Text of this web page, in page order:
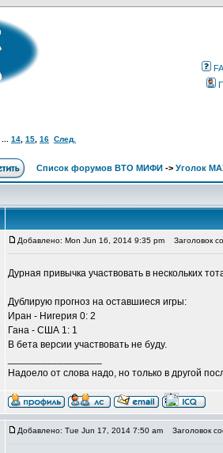
14 15 16 След.
Список форумов ВТО МИФИ -> Уголок
Добавлено: Mon Jun 16, 2014 9:35 pm Заголовок
Дурная привычка участвовать в нескольких
Дублирую прогноз на оставшиеся игры:
Иран - Нигерия 0: 2
Гана - США 1: 1
В бета версии участвовать не буду.
Надоело от слова надо, но только в другой
Добавлено: Tue Jun 17, 2014 7:50 am Заголовок